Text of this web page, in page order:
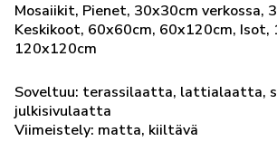
Mosaiikit, Pienet, 30x30cm verkossa,
Keskikoot, 60x60cm, 60x120cm, Isot,
120x120cm
Soveltuu: terassilaatta, lattialaatta,
julkisivulaatta
Viimeistely: matta, kiiltävä